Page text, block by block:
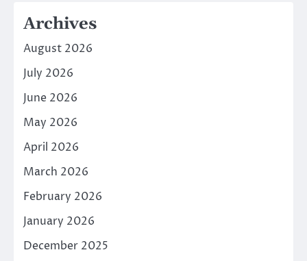
Archives
August 2026
July 2026
June 2026
May 2026
April 2026
March 2026
February 2026
January 2026
December 2025